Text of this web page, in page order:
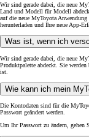
Wir sind gerade dabei, die neue
Land und Modell für Modell
auf die neue MyToyota
herunterladen und Ihre neue App-
Was ist, wenn ich
Wir sind gerade dabei, die neue
Produktpalette abdeckt. Sie
ist.
Wie kann ich mein
Die Kontodaten sind für die
Passwort geändert werden.
Um Ihr Passwort zu ändern, gehen